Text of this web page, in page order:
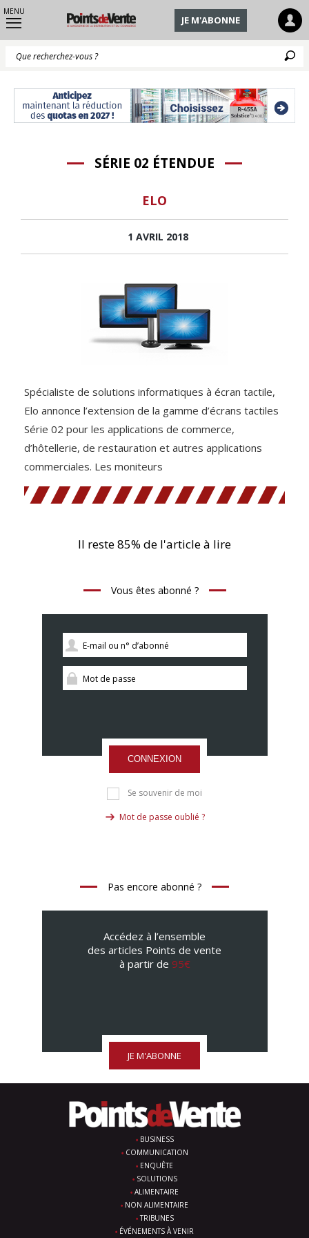
MENU
JE M'ABONNE
SÉRIE 02 ÉTENDUE
ELO
1 AVRIL 2018
Spécialiste de solutions informatiques à écran tactile,
Elo annonce l’extension de la gamme d’écrans tactiles
Série 02 pour les applications de commerce,
d’hôtellerie, de restauration et autres applications
commerciales. Les moniteurs
Il reste 85% de l'article à lire
Vous êtes abonné ?
CONNEXION
Se souvenir de moi
Mot de passe oublié ?
Pas encore abonné ?
Accédez à l’ensemble
des articles Points de vente
à partir de 95€
JE M'ABONNE
BUSINESS
COMMUNICATION
ENQUÊTE
SOLUTIONS
ALIMENTAIRE
NON ALIMENTAIRE
TRIBUNES
ÉVÉNEMENTS À VENIR